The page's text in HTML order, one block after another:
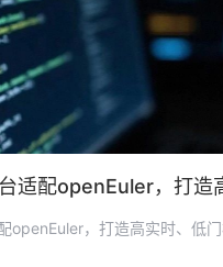
openEuler，打造高实时、低